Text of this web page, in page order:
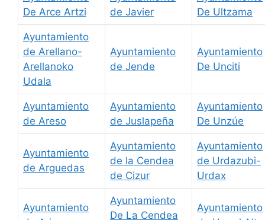
De Arce Artzi
de Javier
De Ultzama
Ayuntamiento
de Arellano-
Arellanoko
Udala
Ayuntamiento
de Jende
Ayuntamiento
De Unciti
Ayuntamiento
de Areso
Ayuntamiento
de Juslapeña
Ayuntamiento
De Unzúe
Ayuntamiento
de Arguedas
Ayuntamiento
de la Cendea
de Cizur
Ayuntamiento
de Urdazubi-
Urdax
Ayuntamiento
Ayuntamiento
De La Cendea
Ayuntamiento